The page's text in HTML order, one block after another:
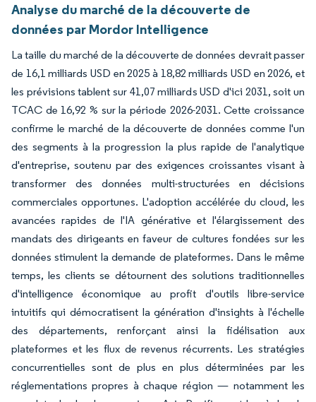
Analyse du marché de la découverte de
données par Mordor Intelligence
La taille du marché de la découverte de données devrait passer
de 16,1 milliards USD en 2025 à 18,82 milliards USD en 2026, et
les prévisions tablent sur 41,07 milliards USD d'ici 2031, soit un
TCAC de 16,92 % sur la période 2026-2031. Cette croissance
confirme le marché de la découverte de données comme l'un
des segments à la progression la plus rapide de l'analytique
d'entreprise, soutenu par des exigences croissantes visant à
transformer des données multi-structurées en décisions
commerciales opportunes. L'adoption accélérée du cloud, les
avancées rapides de l'IA générative et l'élargissement des
mandats des dirigeants en faveur de cultures fondées sur les
données stimulent la demande de plateformes. Dans le même
temps, les clients se détournent des solutions traditionnelles
d'intelligence économique au profit d'outils libre-service
intuitifs qui démocratisent la génération d'insights à l'échelle
des départements, renforçant ainsi la fidélisation aux
plateformes et les flux de revenus récurrents. Les stratégies
concurrentielles sont de plus en plus déterminées par les
réglementations propres à chaque région — notamment les